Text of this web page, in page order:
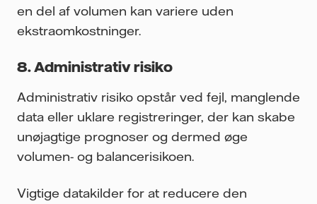
en del af volumen kan variere uden
ekstraomkostninger.
8. Administrativ risiko
Administrativ risiko opstår ved fejl, manglende
data eller uklare registreringer, der kan skabe
unøjagtige prognoser og dermed øge
volumen- og balancerisikoen.
Vigtige datakilder for at reducere den